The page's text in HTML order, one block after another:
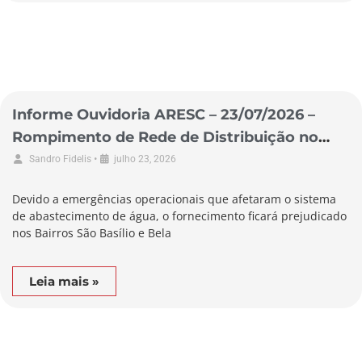
Informe Ouvidoria ARESC – 23/07/2026 –
Rompimento de Rede de Distribuição no
Município de Braço do Norte
Sandro Fidelis • julho 23, 2026
Devido a emergências operacionais que afetaram o sistema
de abastecimento de água, o fornecimento ficará prejudicado
nos Bairros São Basílio e Bela
Leia mais »